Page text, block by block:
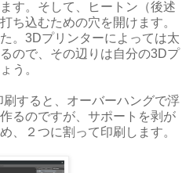
す。そして、ヒートン（後述
ち込むための穴を開けます。
。3Dプリンターによっては太
ので、その辺りは自分の3Dプ
う。
すると、オーバーハングで浮
るのですが、サポートを剥が
、２つに割って印刷します。